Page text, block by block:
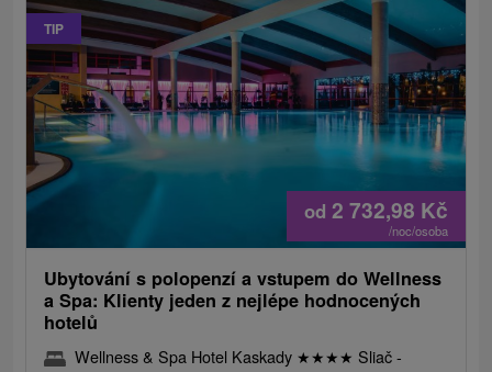
TIP
od 2 732,98 Kč
/noc/osoba
Ubytování s polopenzí a vstupem do Wellness
a Spa: Klienty jeden z nejlépe hodnocených
hotelů
Wellness & Spa Hotel Kaskady ★★★★ Sliač -